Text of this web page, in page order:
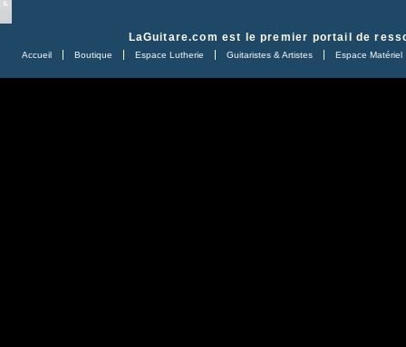
LaGuitare.com est le premier portail de
Accueil Boutique Espace Lutherie Guitaristes & Artistes Espace Matériel